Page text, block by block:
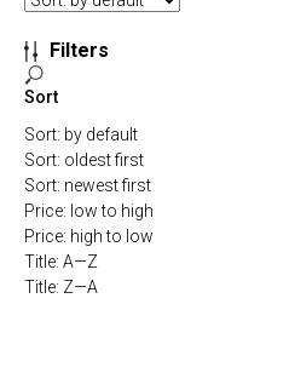
Filters
Sort
Sort: by default
Sort: oldest first
Sort: newest first
Price: low to high
Price: high to low
Title: A—Z
Title: Z—A